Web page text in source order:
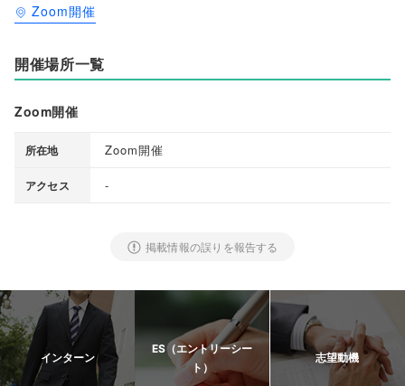
Zoom開催
開催場所一覧
Zoom開催
所在地 Zoom開催
アクセス -
掲載情報の誤りを報告する
インターン
ES（エントリーシー
ト）
志望動機